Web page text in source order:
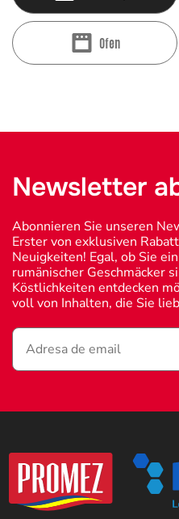
Ofen
Newsletter
Abonnieren Sie unseren
Erster von exklusiven
Neuigkeiten! Egal, ob Sie
rumänischer Geschmäcker
Köstlichkeiten entdecken
voll von Inhalten, die Sie